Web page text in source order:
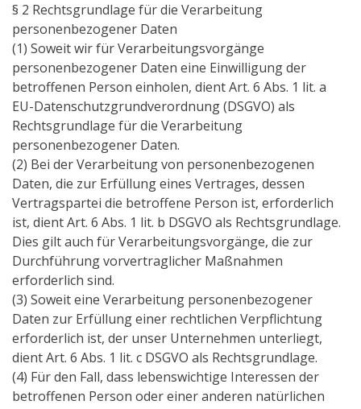
§ 2 Rechtsgrundlage für die Verarbeitung
personenbezogener Daten
(1) Soweit wir für Verarbeitungsvorgänge
personenbezogener Daten eine Einwilligung der
betroffenen Person einholen, dient Art. 6 Abs. 1 lit. a
EU-Datenschutzgrundverordnung (DSGVO) als
Rechtsgrundlage für die Verarbeitung
personenbezogener Daten.
(2) Bei der Verarbeitung von personenbezogenen
Daten, die zur Erfüllung eines Vertrages, dessen
Vertragspartei die betroffene Person ist, erforderlich
ist, dient Art. 6 Abs. 1 lit. b DSGVO als Rechtsgrundlage.
Dies gilt auch für Verarbeitungsvorgänge, die zur
Durchführung vorvertraglicher Maßnahmen
erforderlich sind.
(3) Soweit eine Verarbeitung personenbezogener
Daten zur Erfüllung einer rechtlichen Verpflichtung
erforderlich ist, der unser Unternehmen unterliegt,
dient Art. 6 Abs. 1 lit. c DSGVO als Rechtsgrundlage.
(4) Für den Fall, dass lebenswichtige Interessen der
betroffenen Person oder einer anderen natürlichen